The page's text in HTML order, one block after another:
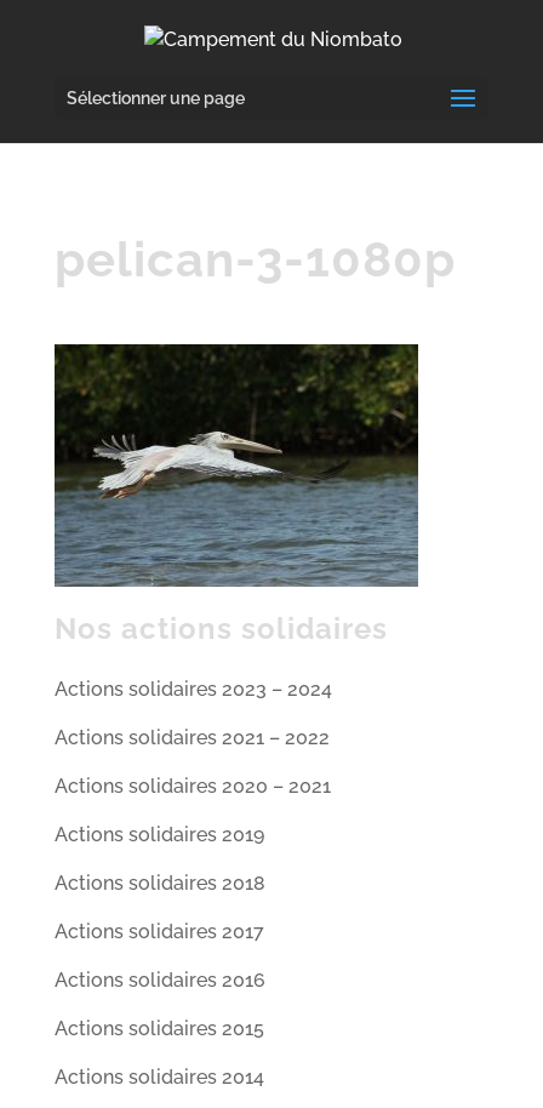
Sélectionner une page
pelican-3-1080p
Nos actions solidaires
Actions solidaires 2023 – 2024
Actions solidaires 2021 – 2022
Actions solidaires 2020 – 2021
Actions solidaires 2019
Actions solidaires 2018
Actions solidaires 2017
Actions solidaires 2016
Actions solidaires 2015
Actions solidaires 2014